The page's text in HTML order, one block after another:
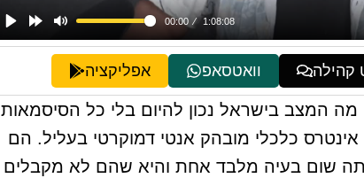
קהילה וואטסאפ אפליקציה
המצב בישראל נכון להיום בלי כל הסיסמאות
כלכלי מובהק אנטי דמוקרטי בעליל. הם
שום בעיה מלבד אחת והיא שהם לא מקבלים